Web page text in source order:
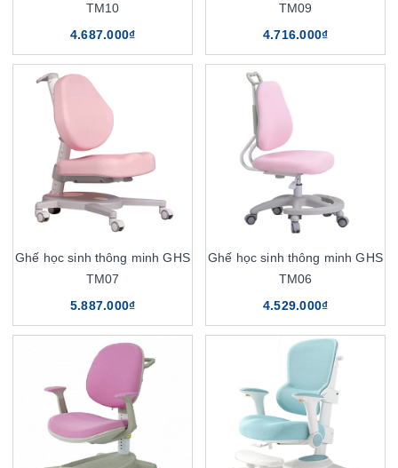
TM10
4.687.000₫
TM09
4.716.000₫
Ghế học sinh thông minh GHS
TM07
5.887.000₫
Ghế học sinh thông minh GHS
TM06
4.529.000₫